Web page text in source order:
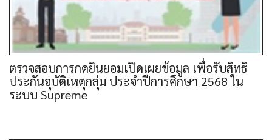
ตรวจสอบการกดยินยอมเปิดเผยข้อมูล เพื่อรับสิทธิ
ประกันอุบัติเหตุกลุ่ม ประจำปีการศึกษา 2568 ใน
ระบบ Supreme